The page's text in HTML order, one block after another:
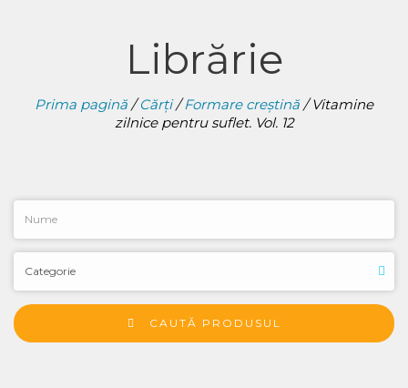
Librărie
Prima pagină /Cărți/Formare creștină / Vitamine
zilnice pentru suflet. Vol. 12
CAUTĂ PRODUSUL